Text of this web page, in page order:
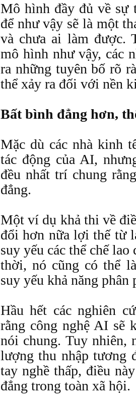
Mô hình đầy đủ về sự
để như vậy sẽ là một
và chưa ai làm được.
mô hình như vậy, các
ra những tuyên bố rõ
thể xảy ra đối với nền
Bất bình đẳng hơn,
Mặc dù các nhà kinh
tác động của AI,
đều nhất trí chung
đẳng.
Một ví dụ khả thi về
đổi hơn nữa lợi thế từ
suy yếu các thể chế
thời, nó cũng có thể
suy yếu khả năng
Hầu hết các nghiên
rằng công nghệ AI sẽ
nói chung. Tuy nhiên,
lượng thu nhập tương
tay nghề thấp, điều
đẳng trong toàn xã hội.